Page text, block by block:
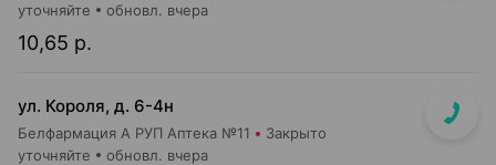
10,65 р.
уточняйте обновл. вчера
ул. Короля, д. 6-4н
Белфармация А РУП Аптека №11 Закрыто
уточняйте обновл. вчера